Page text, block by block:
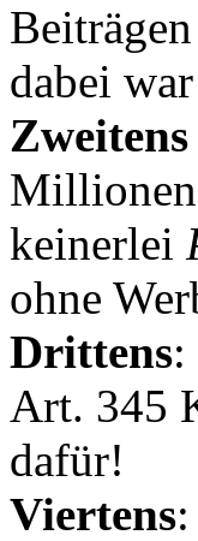
dabei
Zweitens
keinerlei
ohne
Drittens:
Art. 345
dafür!
Viertens